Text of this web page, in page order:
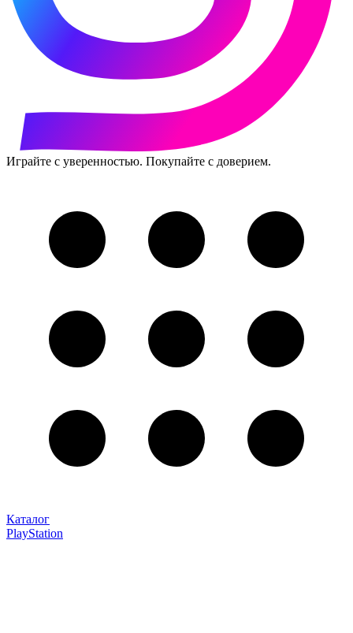
Играйте с уверенностью. Покупайте с доверием.
Каталог
PlayStation